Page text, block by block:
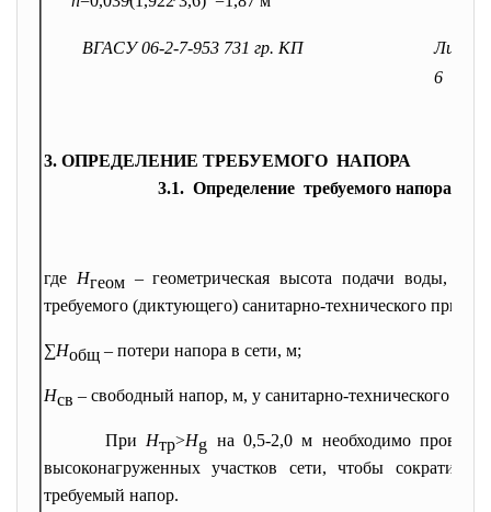
ВГАСУ 06-2-7-953 731 гр. КП
Лист
6
3. ОПРЕДЕЛЕНИЕ ТРЕБУЕМОГО НАПОРА
3.1. Определение требуемого напора
где Hгеом– геометрическая высота подачи воды, м,
требуемого (диктующего) санитарно-технического
∑Нобщ – потери напора в сети, м;
Нсв – свободный напор, м, у санитарно-технического
При Нтр>Нg на 0,5-2,0 м необходимо
высоконагруженных участков сети, чтобы
требуемый напор.